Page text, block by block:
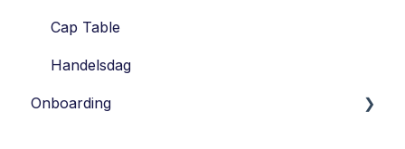
Risico's
Cap Table
Handelsdag
Onboarding